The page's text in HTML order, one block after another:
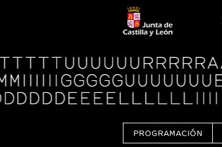
Logo
Centro
Cultural
Miguel
Delibes
PROGRAMACIÓN